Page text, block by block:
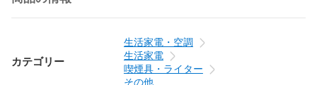
カテゴリー
生活家電・空調
生活家電
喫煙具・ライター
その他